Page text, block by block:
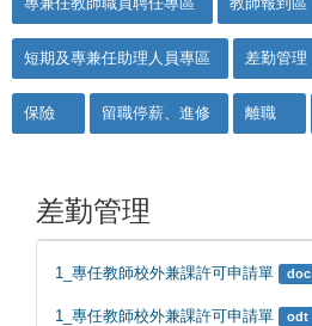
短期及專兼任助理人員專區 差勤管理
保險 留職停薪、進修 離職
差勤管理
1_專任教師校外兼課許可申請單 doc
1_專任教師校外兼課許可申請單 odt